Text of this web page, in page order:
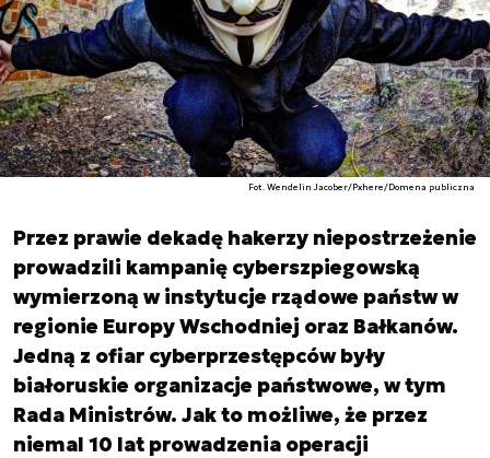
Fot. Wendelin Jacober/Pxhere/Domena publiczna
Przez prawie dekadę hakerzy niepostrzeżenie
prowadzili kampanię cyberszpiegowską
wymierzoną w instytucje rządowe państw w
regionie Europy Wschodniej oraz Bałkanów.
Jedną z ofiar cyberprzestępców były
białoruskie organizacje państwowe, w tym
Rada Ministrów. Jak to możliwe, że przez
niemal 10 lat prowadzenia operacji